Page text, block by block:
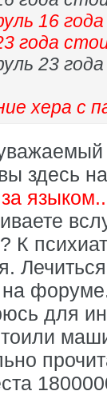
16
года
23
хера с
здесь
К
для